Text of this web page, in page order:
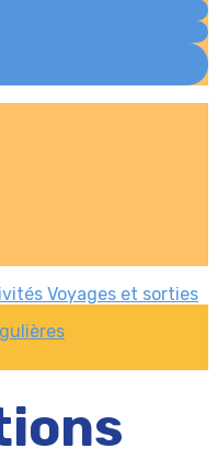
Voyages et sorties